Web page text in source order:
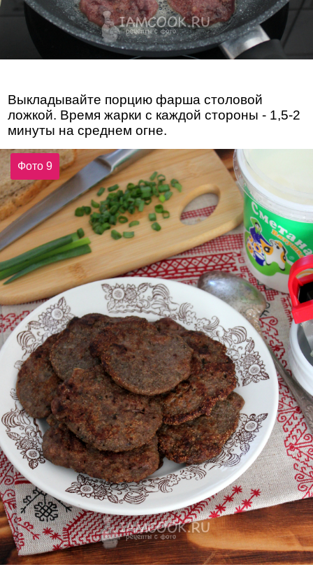
Выкладывайте порцию фарша столовой
ложкой. Время жарки с каждой стороны - 1,5-2
минуты на среднем огне.
Фото 9